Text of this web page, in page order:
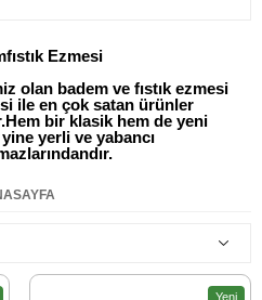
Ezmesi
olan badem ve fıstık ezmesi
ile en çok satan ürünler
bir klasik hem de yeni
yerli ve yabancı
Yeni